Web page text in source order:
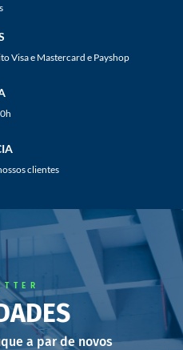
Visa e Mastercard e Payshop
clientes
a par de novos